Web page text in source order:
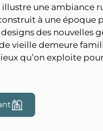
une ambiance
à une époque
des nouvelles
vieille demeure
qu’on exploite